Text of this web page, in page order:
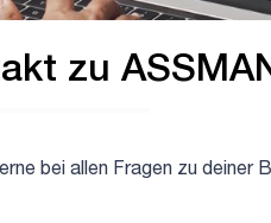
zu
bei allen Fragen zu